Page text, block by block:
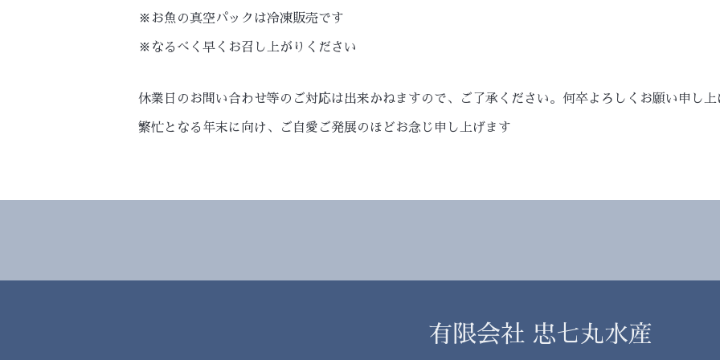
※お魚の真空パックは冷凍販売です
※なるべく早くお召し上がりください
休業日のお問い合わせ等のご対応は出来かねますので、ご了承ください。何卒よろしくお願い申し上
繁忙となる年末に向け、ご自愛ご発展のほどお念じ申し上げます
有限会社 忠七丸水産